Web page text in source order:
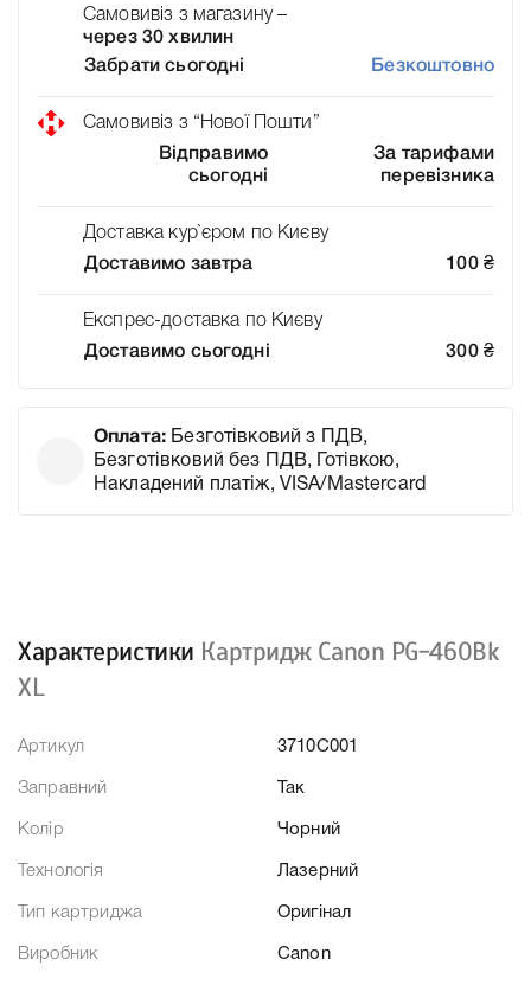
Самовивіз з магазину –
через 30 хвилин
Забрати сьогодні
Безкоштовно
Самовивіз з “Нової Пошти”
Відправимо
сьогодні
За тарифами
перевізника
Доставка кур`єром по Києву
Доставимо завтра
100 ₴
Експрес-доставка по Києву
Доставимо сьогодні
300 ₴
Оплата: Безготівковий з ПДВ,
Безготівковий без ПДВ, Готівкою,
Накладений платіж, VISA/Mastercard
Характеристики Картридж Canon PG-460Bk
XL
Артикул 3710C001
Заправний Так
Колір Чорний
Технологія Лазерний
Тип картриджа Оригінал
Виробник Canon